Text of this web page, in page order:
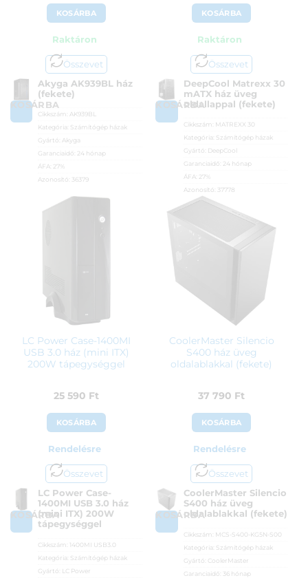
KOSÁRBA
Raktáron
Összevet
KOSÁRBA
Akyga AK939BL ház
(fekete)
Cikkszám: AK939BL
Kategória: Számítógép házak
Gyártó: Akyga
Garanciaidő:
24 hónap
ÁFA:
27%
Azonosító:
36379
11 990Ft
KOSÁRBA
Raktáron
Összevet
KOSÁRBA
DeepCool Matrexx 30
mATX ház üveg
oldallappal (fekete)
Cikkszám: MATREXX 30
Kategória: Számítógép házak
Gyártó: DeepCool
Garanciaidő:
24 hónap
ÁFA:
27%
Azonosító:
37778
LC Power Case-1400MI
USB 3.0 ház (mini ITX)
200W tápegységgel
25 590 Ft
KOSÁRBA
Rendelésre
Összevet
KOSÁRBA
LC Power Case-
1400MI USB 3.0 ház
(mini ITX) 200W
tápegységgel
Cikkszám: 1400MI USB3.0
Kategória: Számítógép házak
Gyártó: LC Power
CoolerMaster Silencio
S400 ház üveg
oldalablakkal (fekete)
37 790 Ft
KOSÁRBA
Rendelésre
Összevet
KOSÁRBA
CoolerMaster Silencio
S400 ház üveg
oldalablakkal (fekete)
Cikkszám: MCS-S400-KG5N-S00
Kategória: Számítógép házak
Gyártó: CoolerMaster
Garanciaidő:
36 hónap